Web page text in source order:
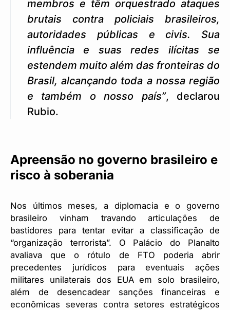
membros e têm orquestrado ataques
brutais contra policiais brasileiros,
autoridades públicas e civis. Sua
influência e suas redes ilícitas se
estendem muito além das fronteiras do
Brasil, alcançando toda a nossa região
e também o nosso país”, declarou
Rubio.
Apreensão no governo brasileiro e
risco à soberania
Nos últimos meses, a diplomacia e o governo
brasileiro vinham travando articulações de
bastidores para tentar evitar a classificação de
“organização terrorista”. O Palácio do Planalto
avaliava que o rótulo de FTO poderia abrir
precedentes jurídicos para eventuais ações
militares unilaterais dos EUA em solo brasileiro,
além de desencadear sanções financeiras e
econômicas severas contra setores estratégicos